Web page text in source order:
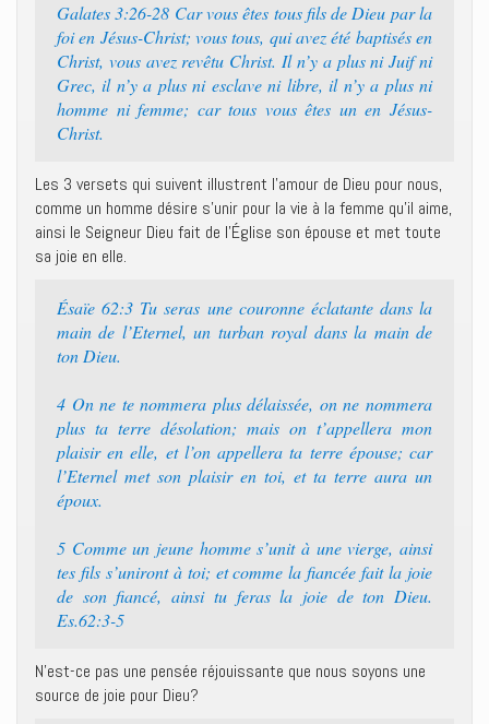
Galates 3:26-28 Car vous êtes tous fils de Dieu par la
foi en Jésus-Christ; vous tous, qui avez été baptisés en
Christ, vous avez revêtu Christ. Il n’y a plus ni Juif ni
Grec, il n’y a plus ni esclave ni libre, il n’y a plus ni
homme ni femme; car tous vous êtes un en Jésus-
Christ.
Les 3 versets qui suivent illustrent l’amour de Dieu pour nous,
comme un homme désire s’unir pour la vie à la femme qu’il aime,
ainsi le Seigneur Dieu fait de l’Église son épouse et met toute
sa joie en elle.
Ésaïe 62:3 Tu seras une couronne éclatante dans la
main de l’Eternel, un turban royal dans la main de
ton Dieu.
4 On ne te nommera plus délaissée, on ne nommera
plus ta terre désolation; mais on t’appellera mon
plaisir en elle, et l’on appellera ta terre épouse; car
l’Eternel met son plaisir en toi, et ta terre aura un
époux.
5 Comme un jeune homme s’unit à une vierge, ainsi
tes fils s’uniront à toi; et comme la fiancée fait la joie
de son fiancé, ainsi tu feras la joie de ton Dieu.
Es.62:3-5
N’est-ce pas une pensée réjouissante que nous soyons une
source de joie pour Dieu?